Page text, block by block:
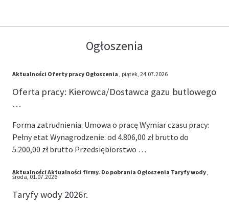
Ogłoszenia
Aktualności Oferty pracy Ogłoszenia , piątek, 24.07.2026
Oferta pracy: Kierowca/Dostawca gazu butlowego
…
Forma zatrudnienia: Umowa o pracę Wymiar czasu pracy:
Pełny etat Wynagrodzenie: od 4.806,00 zł brutto do
5.200,00 zł brutto Przedsiębiorstwo …
Aktualności Aktualności firmy. Do pobrania Ogłoszenia Taryfy wody,
środa, 01.07.2026
Taryfy wody 2026r.